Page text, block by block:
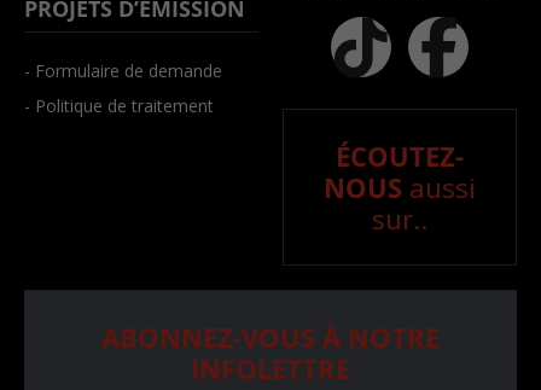
PROJETS D’ÉMISSION
- Formulaire de demande
- Politique de traitement
ÉCOUTEZ-
NOUS aussi
sur..
ABONNEZ-VOUS À NOTRE
INFOLETTRE